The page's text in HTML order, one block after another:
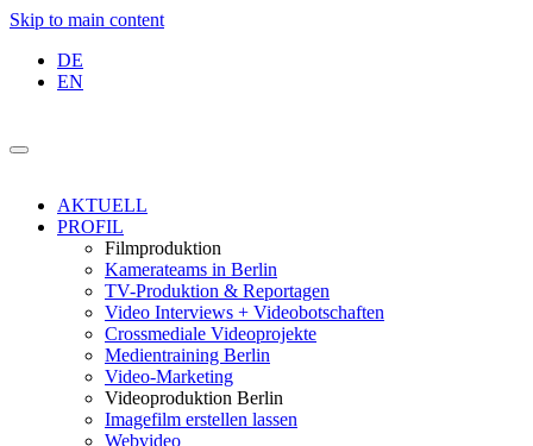
Skip to main content
DE
EN
AKTUELL
PROFIL
Filmproduktion
Kamerateams in Berlin
TV-Produktion & Reportagen
Video Interviews + Videobotschaften
Crossmediale Videoprojekte
Medientraining Berlin
Video-Marketing
Videoproduktion Berlin
Imagefilm erstellen lassen
Webvideo